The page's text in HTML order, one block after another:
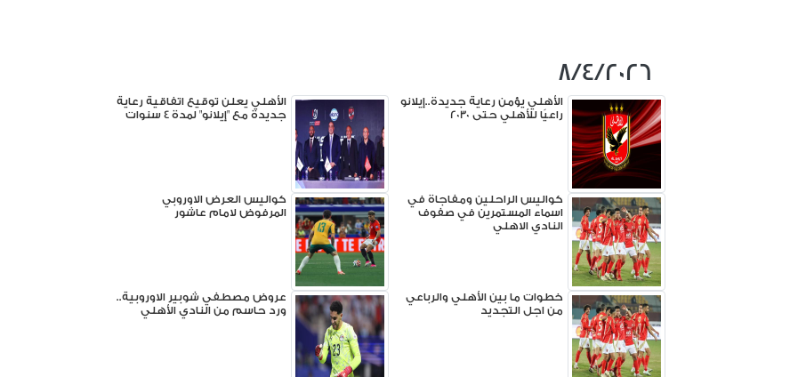
8/4/2026
الأهلي يؤمن رعاية جديدة..إيلانو
راعيًا للأهلي حتى 2030
الأهلي يعلن توقيع اتفاقية رعاية
جديدة مع "إيلانو" لمدة 4 سنوات
كواليس الراحلين ومفاجاة في
اسماء المستمرين في صفوف
النادي الاهلي
كواليس العرض الاوروبي
المرفوض لامام عاشور
خطوات ما بين الأهلي والرباعي
من اجل التجديد
عروض مصطفي شوبير الاوروبية..
ورد حاسم من النادي الأهلي